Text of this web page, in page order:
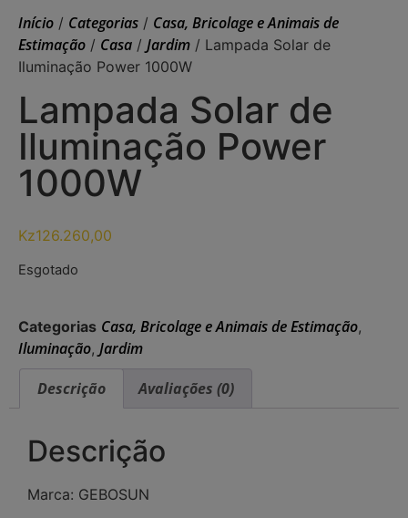
Início / Categorias / Casa, Bricolage e Animais de
Estimação / Casa / Jardim / Lampada Solar de
Iluminação Power 1000W
Lampada Solar de
Iluminação Power
1000W
Kz126.260,00
Esgotado
Categorias Casa, Bricolage e Animais de Estimação,
Iluminação, Jardim
Descrição
Avaliações (0)
Descrição
Marca: GEBOSUN